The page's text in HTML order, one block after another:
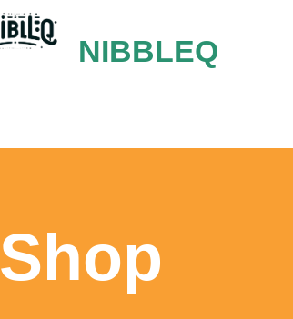
NIBBLEQ
Shop